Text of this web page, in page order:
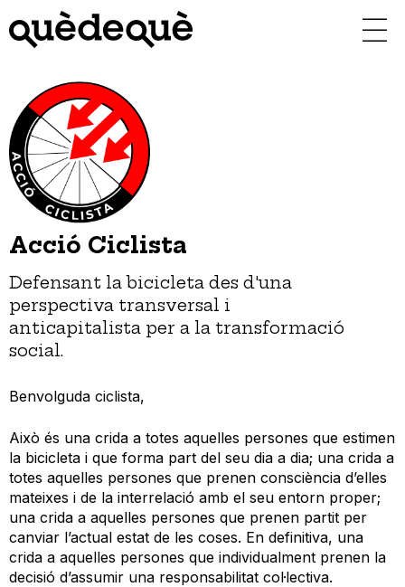
contingut
Acció Ciclista
Defensant la bicicleta des d'una
perspectiva transversal i
anticapitalista per a la transformació
social.
Benvolguda ciclista,
Això és una crida a totes aquelles persones que estimen
la bicicleta i que forma part del seu dia a dia; una crida a
totes aquelles persones que prenen consciència d’elles
mateixes i de la interrelació amb el seu entorn proper;
una crida a aquelles persones que prenen partit per
canviar l’actual estat de les coses. En definitiva, una
crida a aquelles persones que individualment prenen la
decisió d’assumir una responsabilitat col·lectiva.